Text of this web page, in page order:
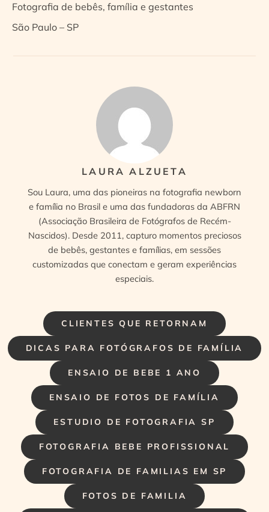
Fotografia de bebês, família e gestantes
São Paulo – SP
CLIENTES QUE RETORNAM
DICAS PARA FOTÓGRAFOS DE FAMÍLIA
ENSAIO DE BEBE 1 ANO
ENSAIO DE FOTOS DE FAMÍLIA
ESTUDIO DE FOTOGRAFIA SP
FOTOGRAFIA BEBE PROFISSIONAL
FOTOGRAFIA DE FAMILIAS EM SP
FOTOS DE FAMILIA
LAURA ALZUETA
Sou Laura, uma das pioneiras na fotografia newborn
e família no Brasil e uma das fundadoras da ABFRN
(Associação Brasileira de Fotógrafos de Recém-
Nascidos). Desde 2011, capturo momentos preciosos
de bebês, gestantes e famílias, em sessões
customizadas que conectam e geram experiências
especiais.